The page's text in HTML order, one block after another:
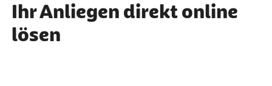
Ihr Anliegen direkt online
lösen